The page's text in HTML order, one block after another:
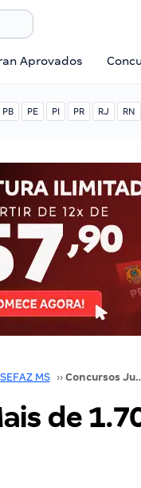
Aprovados
PB PE PI PR RJ RN
SEFAZ MS ›› Concursos Jurídicos: Mais de
de